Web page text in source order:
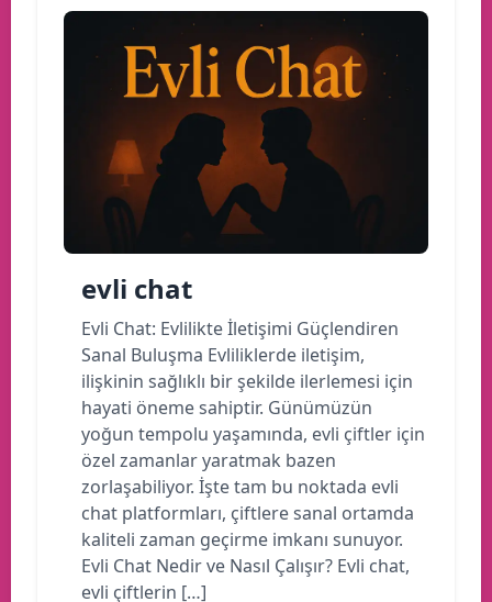
evli chat
Evli Chat: Evlilikte İletişimi Güçlendiren
Sanal Buluşma Evliliklerde iletişim,
ilişkinin sağlıklı bir şekilde ilerlemesi için
hayati öneme sahiptir. Günümüzün
yoğun tempolu yaşamında, evli çiftler için
özel zamanlar yaratmak bazen
zorlaşabiliyor. İşte tam bu noktada evli
chat platformları, çiftlere sanal ortamda
kaliteli zaman geçirme imkanı sunuyor.
Evli Chat Nedir ve Nasıl Çalışır? Evli chat,
evli çiftlerin […]